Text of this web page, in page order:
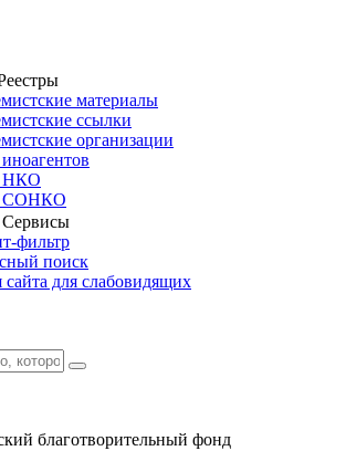
материалы
ссылки
организации
НКО
СОНКО
Cервисы
фильтр
поиск
сайта для слабовидящих
благотворительный фонд